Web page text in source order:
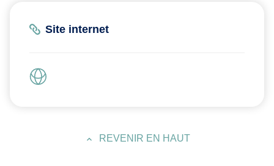
Site internet
REVENIR EN HAUT